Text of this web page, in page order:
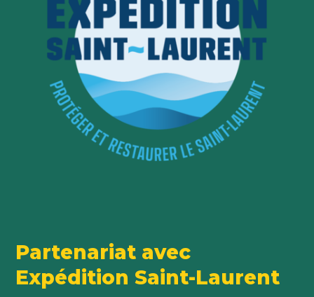
Partenariat avec
Expédition Saint-Laurent